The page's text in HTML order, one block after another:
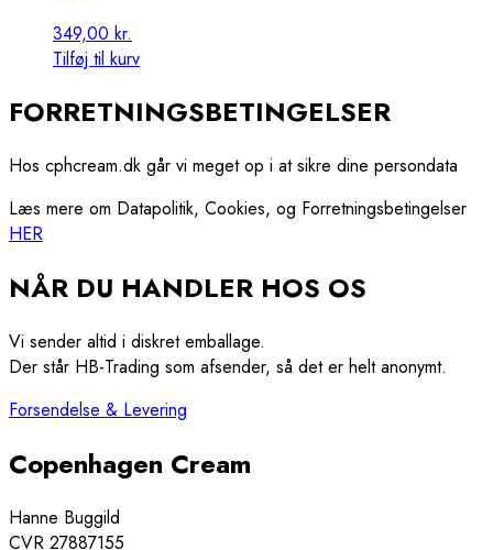
349,00 kr.
Tilføj til kurv
FORRETNINGSBETINGELSER
Hos cphcream.dk går vi meget op i at sikre dine persondata
Læs mere om Datapolitik, Cookies, og Forretningsbetingelser
HER
NÅR DU HANDLER HOS OS
Vi sender altid i diskret emballage.
Der står HB-Trading som afsender, så det er helt anonymt.
Forsendelse & Levering
Copenhagen Cream
Hanne Buggild
CVR 27887155